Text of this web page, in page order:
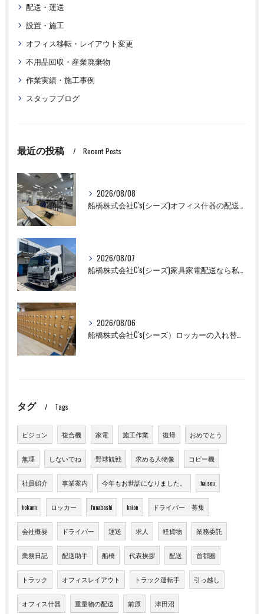
配送・運送
設置・施工
オフィス移転・レイアウト変更
不用品回収・産業廃棄物
作業実績・施工事例
スタッフブログ
最近の投稿 Recent Posts
2026/08/08
2026/08/07
2026/08/06
船橋株式会社C's(シーズ）ロッカーの入れ替え作業も全国対応お任せ下さい！
タグ Tags
ビジョン 複合機 家電 施工作業 復帰 おめでとう
無理 しないでね 野球観戦 求める人物像 コピー機
社員紹介 事業案内 今年もお世話になりました。 haisou
hokann ロッカー funabashi haiou ドライバー 募集
会社概要 ドライバー 運送 求人 軽貨物 業務委託
業務日記 配送助手 船橋 代表挨拶 配送 首都圏
トラック オフィスレイアウト トラック運転手 引っ越し
オフィス什器 重量物の配送 前原 津田沼